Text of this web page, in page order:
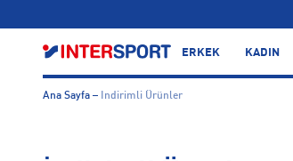
ERKEK KADIN
Ana Sayfa Indirimli Ürünler